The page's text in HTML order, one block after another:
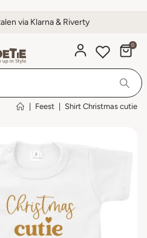
via Klarna & Riverty
0
Feest Shirt Christmas cutie